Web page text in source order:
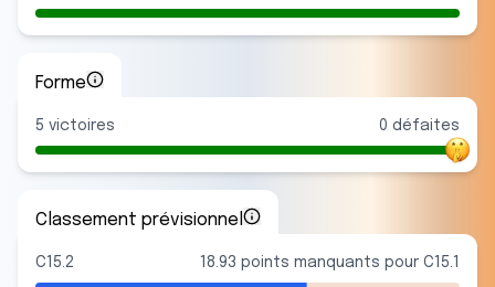
Forme
5 victoires 0 défaites
Classement prévisionnel
C15.2 18.93 points manquants pour C15.1